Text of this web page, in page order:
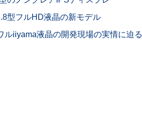
型フルHD液晶の新モデル
ルiiyama液晶の開発現場の実情に迫る